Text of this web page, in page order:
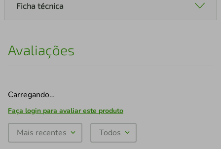
Ficha técnica
Avaliações
Carregando…
Faça login para avaliar este produto
Mais recentes Todos